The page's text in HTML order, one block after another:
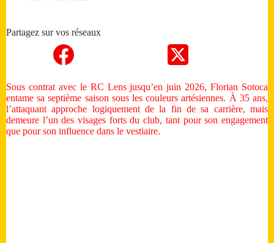
Partagez sur vos réseaux
Sous contrat avec le RC Lens jusqu’en juin 2026, Florian Sotoca
entame sa septième saison sous les couleurs artésiennes. À 35 ans,
l’attaquant approche logiquement de la fin de sa carrière, mais
demeure l’un des visages forts du club, tant pour son engagement
que pour son influence dans le vestiaire.